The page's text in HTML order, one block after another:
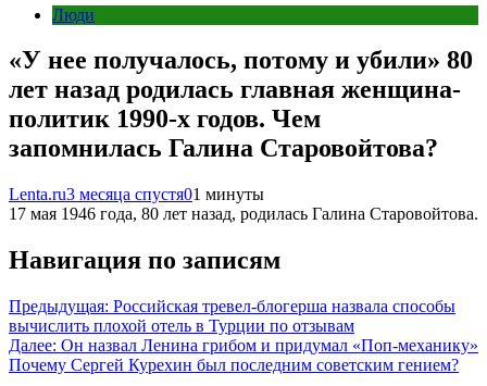
Люди
«У нее получалось, потому и убили» 80
лет назад родилась главная женщина-
политик 1990-х годов. Чем
запомнилась Галина Старовойтова?
Lenta.ru3 месяца спустя01 минуты
17 мая 1946 года, 80 лет назад, родилась Галина Старовойтова.
Навигация по записям
Предыдущая: Российская тревел-блогерша назвала способы
вычислить плохой отель в Турции по отзывам
Далее: Он назвал Ленина грибом и придумал «Поп-механику»
Почему Сергей Курехин был последним советским гением?